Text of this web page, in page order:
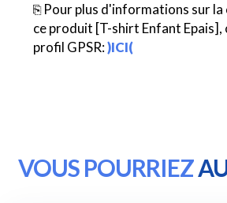
⎘ Pour plus d'informations sur
ce produit [T-shirt Enfant
profil GPSR:)ICI(
VOUS POURRIEZ